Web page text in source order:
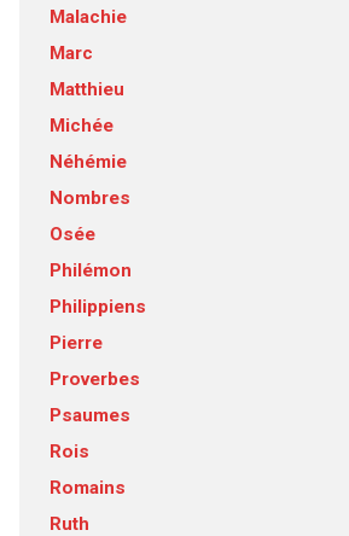
Malachie
Marc
Matthieu
Michée
Néhémie
Nombres
Osée
Philémon
Philippiens
Pierre
Proverbes
Psaumes
Rois
Romains
Ruth